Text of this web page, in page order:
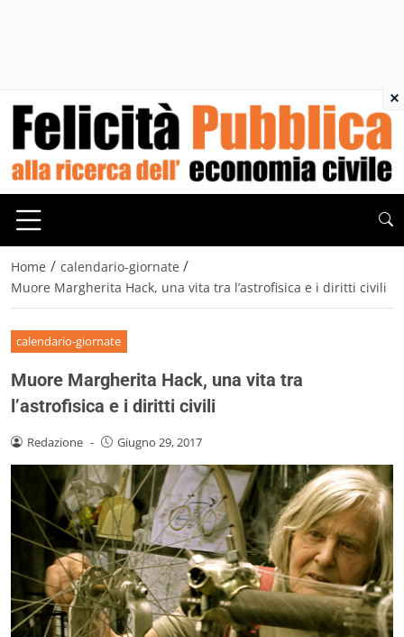
Home / calendario-giornate /
Muore Margherita Hack, una vita tra l’astrofisica e i diritti civili
calendario-giornate
Muore Margherita Hack, una vita tra
l’astrofisica e i diritti civili
Redazione - Giugno 29, 2017
×